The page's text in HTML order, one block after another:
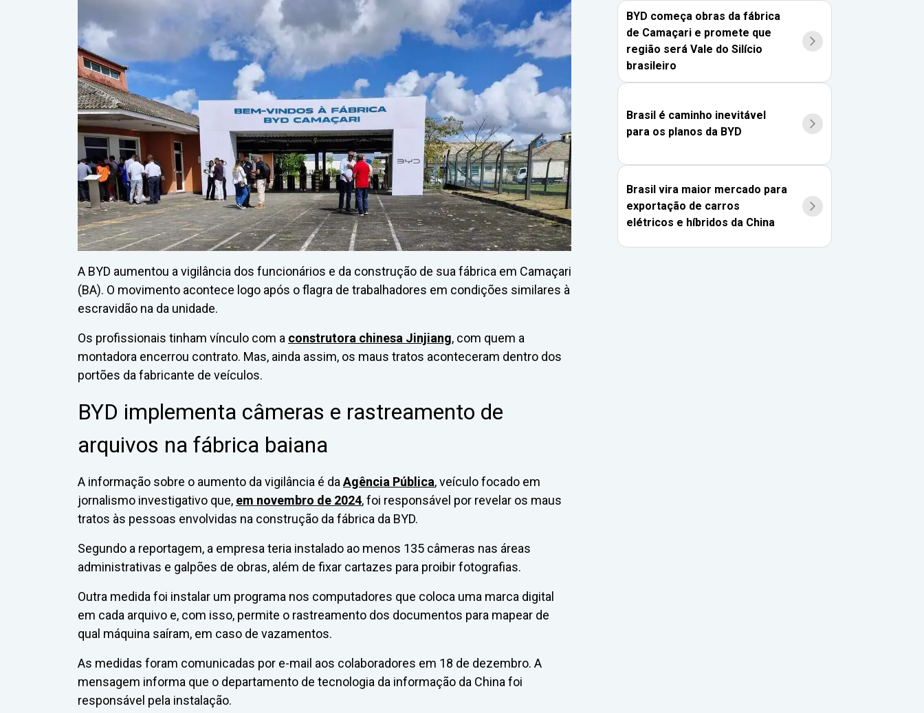
A BYD aumentou a vigilância dos funcionários e da construção de sua fábrica em Camaçari
(BA). O movimento acontece logo após o flagra de trabalhadores em condições similares à
escravidão na da unidade.
Os profissionais tinham vínculo com a construtora chinesa Jinjiang, com quem a
montadora encerrou contrato. Mas, ainda assim, os maus tratos aconteceram dentro dos
portões da fabricante de veículos.
BYD implementa câmeras e rastreamento de
arquivos na fábrica baiana
A informação sobre o aumento da vigilância é daAgência Pública, veículo focado em
jornalismo investigativo que, em novembro de 2024, foi responsável por revelar os maus
tratos às pessoas envolvidas na construção da fábrica da BYD.
Segundo a reportagem, a empresa teria instalado ao menos 135 câmeras nas áreas
administrativas e galpões de obras, além de fixar cartazes para proibir fotografias.
Outra medida foi instalar um programa nos computadores que coloca uma marca digital
em cada arquivo e, com isso, permite o rastreamento dos documentos para mapear de
qual máquina saíram, em caso de vazamentos.
As medidas foram comunicadas por e-mail aos colaboradores em 18 de dezembro. A
mensagem informa que o departamento de tecnologia da informação da China foi
responsável pela instalação.
BYD começa obras da fábrica
de Camaçari e promete que
região será Vale do Silício
brasileiro
Brasil é caminho inevitável
para os planos da BYD
Brasil vira maior mercado para
exportação de carros
elétricos e híbridos da China